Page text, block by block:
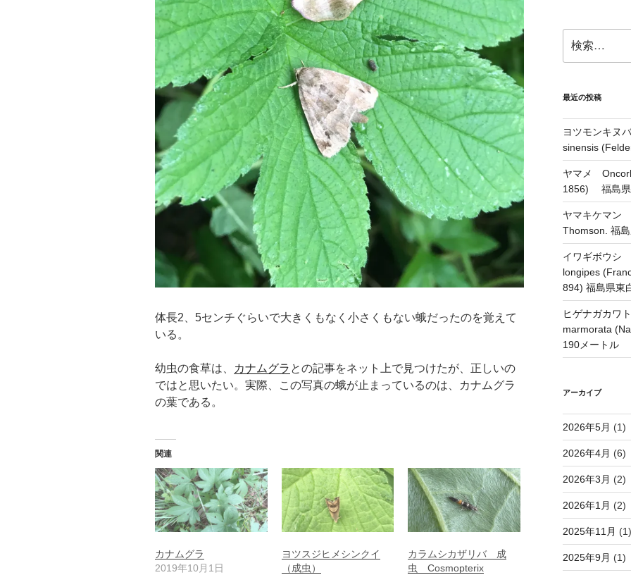
体長2、5センチぐらいで大きくもなく小さくもない蛾だったのを覚えて
いる。
幼虫の食草は、 カナムグラ との記事をネット上で見つけたが、正しいの
ではと思いたい。実際、この写真の蛾が止まっているのは、カナムグラ
の葉である。
関連
カナムグラ
2019年10月1日
ヨツスジヒメシンクイ
（成虫）
カラムシカザリバ 成
虫 Cosmopterix
索:
最近の投稿
ヨツモンキ
sinensis
ヤマメ
1856) 福島
ヤマキケマン
Thomson. 福
イワギボウシ
longipes
894) 福島県東
ヒゲナガカワ
marmorata
190メートル
アーカイブ
2026年5月 (1)
2026年4月 (6)
2026年3月 (2)
2026年1月 (2)
2025年11月 (1)
2025年9月 (1)